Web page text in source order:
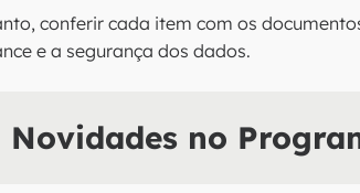
conferir cada item com os
e a segurança dos dados.
no